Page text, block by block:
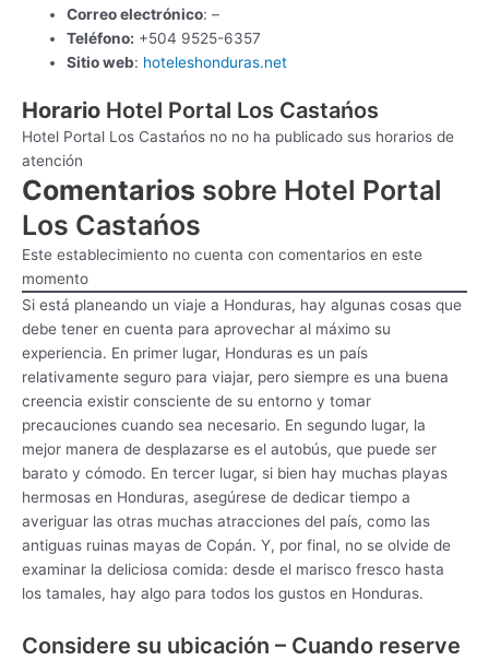
Correo electrónico: –
Teléfono: +504 9525-6357
Sitio web: hoteleshonduras.net
Horario Hotel Portal Los Castańos
Hotel Portal Los Castańos no no ha publicado sus horarios de
atención
Comentarios sobre Hotel Portal
Los Castańos
Este establecimiento no cuenta con comentarios en este
momento
Si está planeando un viaje a Honduras, hay algunas cosas que
debe tener en cuenta para aprovechar al máximo su
experiencia. En primer lugar, Honduras es un país
relativamente seguro para viajar, pero siempre es una buena
creencia existir consciente de su entorno y tomar
precauciones cuando sea necesario. En segundo lugar, la
mejor manera de desplazarse es el autobús, que puede ser
barato y cómodo. En tercer lugar, si bien hay muchas playas
hermosas en Honduras, asegúrese de dedicar tiempo a
averiguar las otras muchas atracciones del país, como las
antiguas ruinas mayas de Copán. Y, por final, no se olvide de
examinar la deliciosa comida: desde el marisco fresco hasta
los tamales, hay algo para todos los gustos en Honduras.
Considere su ubicación – Cuando reserve